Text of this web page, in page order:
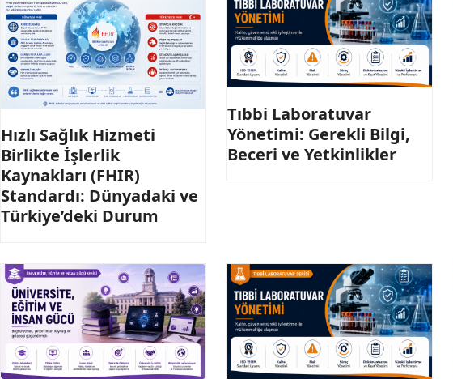
Hızlı Sağlık Hizmeti
Birlikte İşlerlik
Kaynakları (FHIR)
Standardı: Dünyadaki ve
Türkiye’deki Durum
Tıbbi Laboratuvar
Yönetimi: Gerekli Bilgi,
Beceri ve Yetkinlikler